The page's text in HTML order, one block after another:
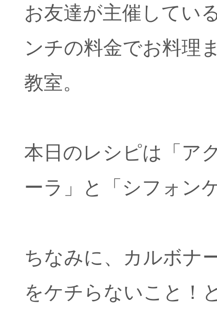
お友達が主催してい
ンチの料金でお料理
教室。
本日のレシピは「ア
ーラ」と「シフォン
ちなみに、カルボナ
をケチらないこと！